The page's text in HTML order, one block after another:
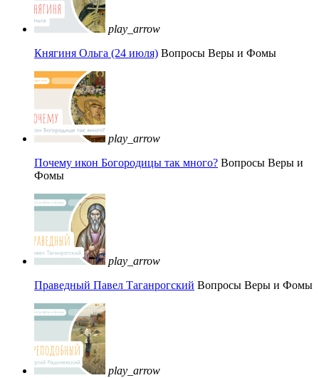
play_arrow
Княгиня Ольга (24 июля) Вопросы Веры и Фомы
play_arrow
Почему икон Богородицы так много? Вопросы Веры и
Фомы
play_arrow
Праведный Павел Таганрогский Вопросы Веры и Фомы
play_arrow